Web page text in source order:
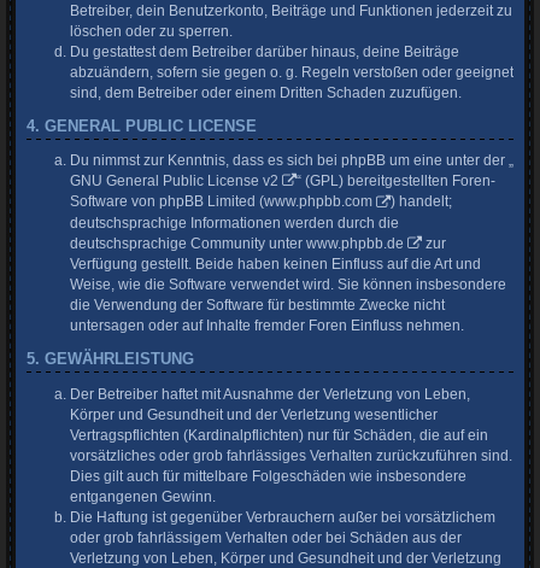
Betreiber, dein Benutzerkonto, Beiträge und Funktionen jederzeit zu
löschen oder zu sperren.
Du gestattest dem Betreiber darüber hinaus, deine Beiträge
abzuändern, sofern sie gegen o. g. Regeln verstoßen oder geeignet
sind, dem Betreiber oder einem Dritten Schaden zuzufügen.
4. GENERAL PUBLIC LICENSE
Du nimmst zur Kenntnis, dass es sich bei phpBB um eine unter der „
GNU General Public License v2
“ (GPL) bereitgestellten Foren-
Software von phpBB Limited (www.phpbb.com
) handelt;
deutschsprachige Informationen werden durch die
deutschsprachige Community unter www.phpbb.de
zur
Verfügung gestellt. Beide haben keinen Einfluss auf die Art und
Weise, wie die Software verwendet wird. Sie können insbesondere
die Verwendung der Software für bestimmte Zwecke nicht
untersagen oder auf Inhalte fremder Foren Einfluss nehmen.
5. GEWÄHRLEISTUNG
Der Betreiber haftet mit Ausnahme der Verletzung von Leben,
Körper und Gesundheit und der Verletzung wesentlicher
Vertragspflichten (Kardinalpflichten) nur für Schäden, die auf ein
vorsätzliches oder grob fahrlässiges Verhalten zurückzuführen sind.
Dies gilt auch für mittelbare Folgeschäden wie insbesondere
entgangenen Gewinn.
Die Haftung ist gegenüber Verbrauchern außer bei vorsätzlichem
oder grob fahrlässigem Verhalten oder bei Schäden aus der
Verletzung von Leben, Körper und Gesundheit und der Verletzung